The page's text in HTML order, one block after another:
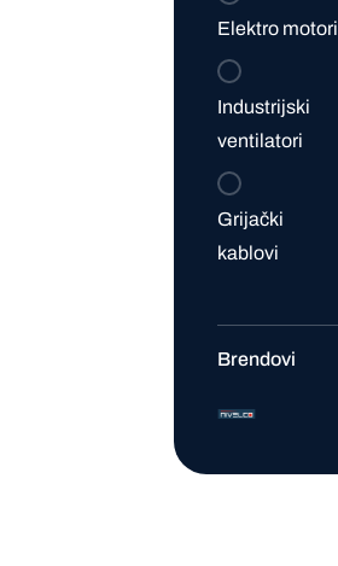
Elektro motori
Industrijski
ventilatori
Grijački
kablovi
Brendovi